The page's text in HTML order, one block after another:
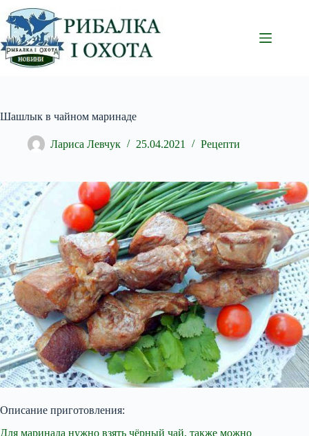
Перейти
до
вмісту
Шашлык в чайном маринаде
Лариса Левчук 25.04.2021 Рецепти
Описание приготовления:
Для маринада нужно взять чёрный чай, также можно